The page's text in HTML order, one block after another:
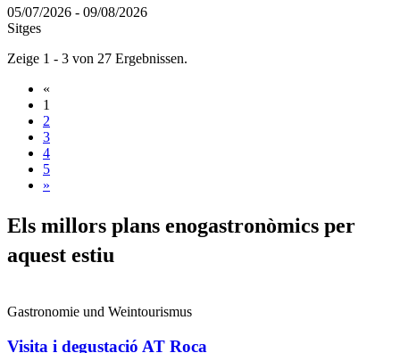
05/07/2026 - 09/08/2026
Sitges
Zeige 1 - 3 von 27 Ergebnissen.
«
1
2
3
4
5
»
Els millors plans enogastronòmics per
aquest estiu
Gastronomie und Weintourismus
Visita i degustació AT Roca